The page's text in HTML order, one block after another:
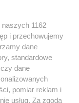
1162
i przechowujemy
dane
standardowe
dane
pomiar reklam i
usług. Za zgodą